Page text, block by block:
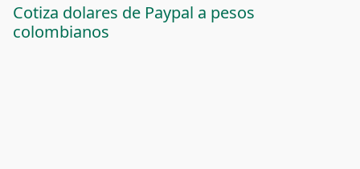
Cotiza dolares de Paypal a pesos
colombianos